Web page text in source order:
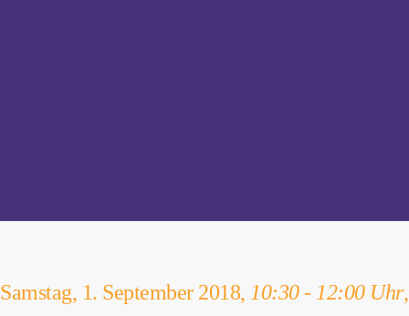
Samstag, 1. September 2018, 10:30 - 12:00 Uhr,